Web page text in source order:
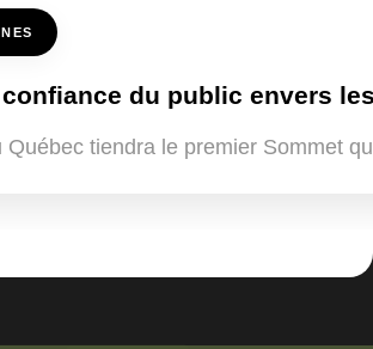
du public envers
Québec tiendra le premier Sommet